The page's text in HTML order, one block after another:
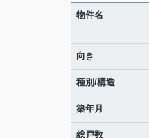
物件名
向き
種別/構造
築年月
総戸数